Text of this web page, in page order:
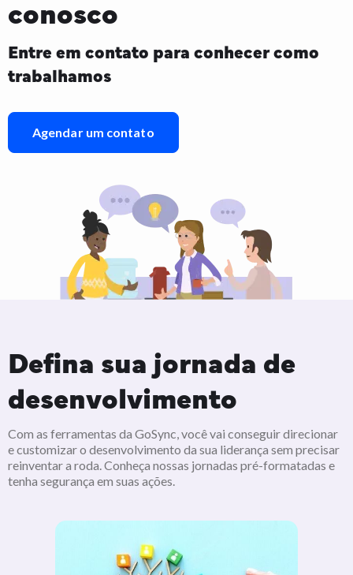
conosco
Entre em contato para conhecer como
trabalhamos
Agendar um contato
Defina sua jornada de
desenvolvimento
Com as ferramentas da GoSync, você vai conseguir direcionar
e customizar o desenvolvimento da sua liderança sem precisar
reinventar a roda. Conheça nossas jornadas pré-formatadas e
tenha segurança em suas ações.